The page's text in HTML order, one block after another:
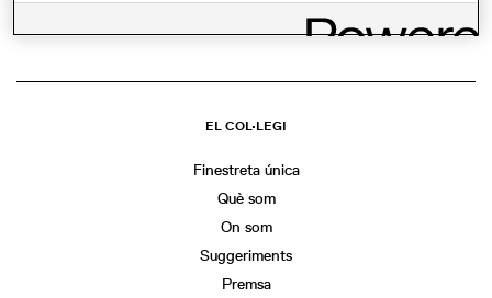
EL COL·LEGI
Finestreta única
Què som
On som
Suggeriments
Premsa